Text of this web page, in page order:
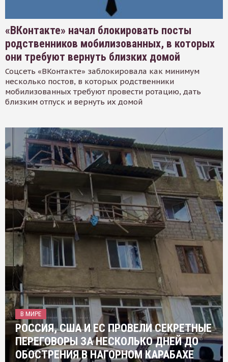
«ВКонтакте» начал блокировать посты
родственников мобилизованных, в которых
они требуют вернуть близких домой
Соцсеть «ВКонтакте» заблокировала как минимум
несколько постов, в которых родственники
мобилизованных требуют провести ротацию, дать
близким отпуск и вернуть их домой
В МИРЕ
РОССИЯ, США И ЕС ПРОВЕЛИ СЕКРЕТНЫЕ
ПЕРЕГОВОРЫ ЗА НЕСКОЛЬКО ДНЕЙ ДО
ОБОСТРЕНИЯ В НАГОРНОМ КАРАБАХЕ